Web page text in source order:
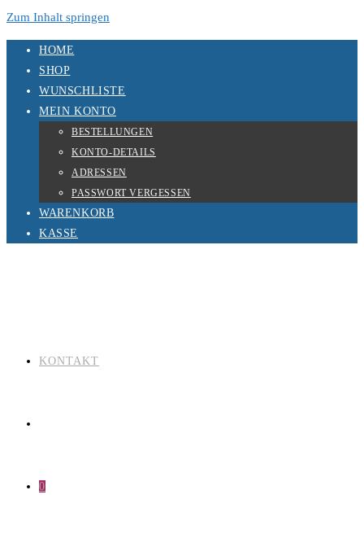
Zum Inhalt springen
HOME
SHOP
WUNSCHLISTE
MEIN KONTO
BESTELLUNGEN
KONTO-DETAILS
ADRESSEN
PASSWORT VERGESSEN
WARENKORB
KASSE
KONTAKT
0